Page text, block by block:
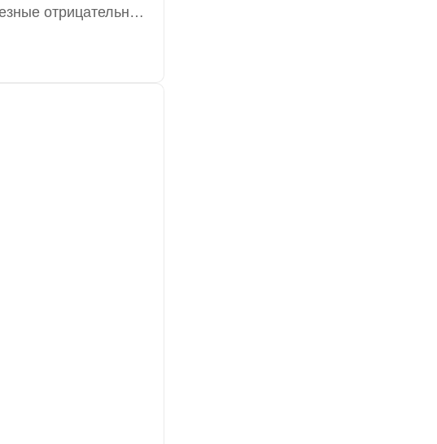
отрицательные
свободные